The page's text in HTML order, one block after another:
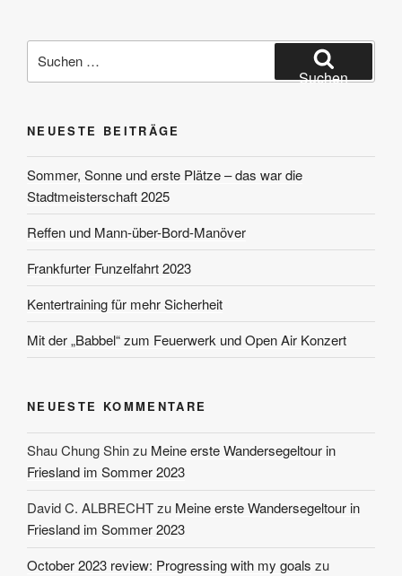
nach:
Suchen
NEUESTE BEITRÄGE
Sommer, Sonne und erste Plätze – das war die
Stadtmeisterschaft 2025
Reffen und Mann-über-Bord-Manöver
Frankfurter Funzelfahrt 2023
Kentertraining für mehr Sicherheit
Mit der „Babbel“ zum Feuerwerk und Open Air Konzert
NEUESTE KOMMENTARE
Shau Chung Shinzu Meine erste Wandersegeltour in
Friesland im Sommer 2023
David C. ALBRECHTzu Meine erste Wandersegeltour in
Friesland im Sommer 2023
October 2023 review: Progressing with my goals zu